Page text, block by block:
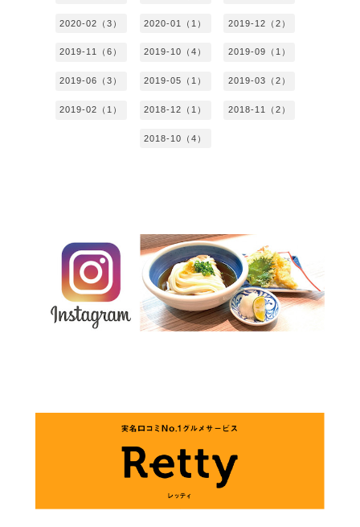
2020-02（3） 2020-01（1） 2019-12（2）
2019-11（6） 2019-10（4） 2019-09（1）
2019-06（3） 2019-05（1） 2019-03（2）
2019-02（1） 2018-12（1） 2018-11（2）
2018-10（4）